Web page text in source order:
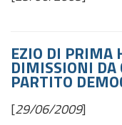
EZIO DI PRIMA
DIMISSIONI DA
PARTITO
[29/06/2009]